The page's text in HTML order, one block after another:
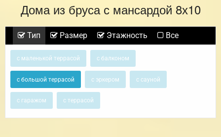
Дома из бруса с мансардой 8х10
Тип Размер Этажность Все
с маленькой террасой с балконом
с большой террасой с эркером с сауной
с гаражом с террасой